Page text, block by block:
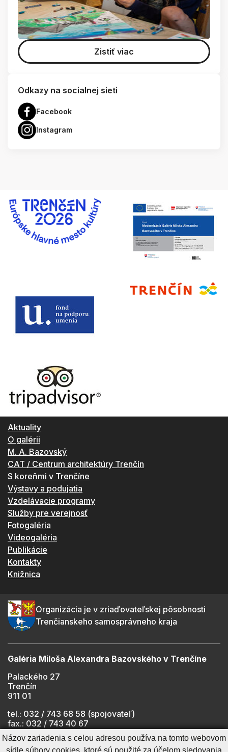
Zistiť viac
Odkazy na socialnej sieti
Facebook
Instagram
Aktuality
O galérii
M. A. Bazovský
CAT / Centrum architektúry Trenčín
S koreňmi v Trenčíne
Výstavy a podujatia
Vzdelávacie programy
Služby pre verejnosť
Fotogaléria
Videogaléria
Publikácie
Kontakty
Knižnica
Organizácia je v zriaďovateľskej pôsobnosti
Trenčianskeho samosprávneho kraja
Galéria Miloša Alexandra Bazovského v Trenčíne
Palackého 27
Trenčín
911 01
tel.: 032 / 743 68 58 (spojovateľ)
fax.: 032 / 743 40 67
e-mail:
info@gmab.sk
Názov zariadenia s celou adresou používa na tomto webovom
sídle súbory cookies, ktoré sú použité za účelom sledovania